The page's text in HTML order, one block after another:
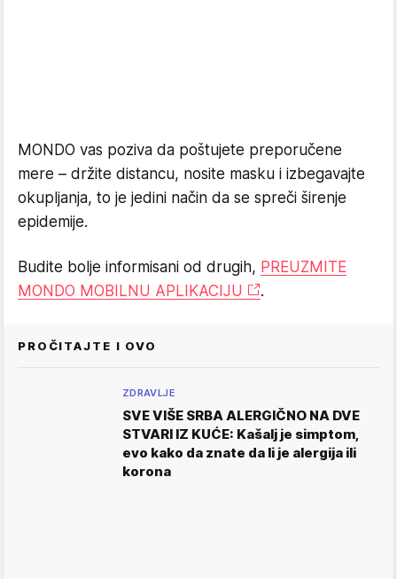
MONDO vas poziva da poštujete preporučene
mere – držite distancu, nosite masku i izbegavajte
okupljanja, to je jedini način da se spreči širenje
epidemije.
Budite bolje informisani od drugih, PREUZMITE
MONDO MOBILNU APLIKACIJU
.
PROČITAJTE I OVO
ZDRAVLJE
SVE VIŠE SRBA ALERGIČNO NA DVE
STVARI IZ KUĆE: Kašalj je simptom,
evo kako da znate da li je alergija ili
korona